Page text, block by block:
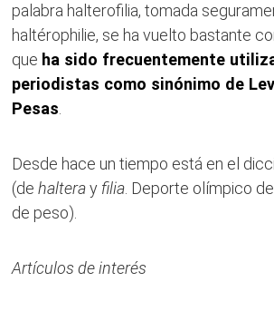
palabra halterofilia, tomada
haltérophilie, se ha vuelto bastante
que ha sido frecuentemente
periodistas como sinónimo de
Pesas.
Desde hace un tiempo está en el
(de halteray filia. Deporte olímpico
de peso).
Artículos de interés